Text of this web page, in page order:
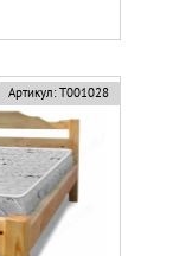
Артикул: Т001028